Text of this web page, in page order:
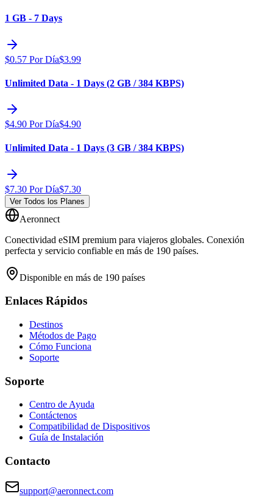
1 GB - 7 Days
$0.57 Por Día$3.99
Unlimited Data - 1 Days (2 GB / 384 KBPS)
$4.90 Por Día$4.90
Unlimited Data - 1 Days (3 GB / 384 KBPS)
$7.30 Por Día$7.30
Ver Todos los Planes
Aeronnect
Conectividad eSIM premium para viajeros globales. Conexión
perfecta y servicio confiable en más de 190 países.
Disponible en más de 190 países
Enlaces Rápidos
Destinos
Métodos de Pago
Cómo Funciona
Soporte
Soporte
Centro de Ayuda
Contáctenos
Compatibilidad de Dispositivos
Guía de Instalación
Contacto
support@aeronnect.com